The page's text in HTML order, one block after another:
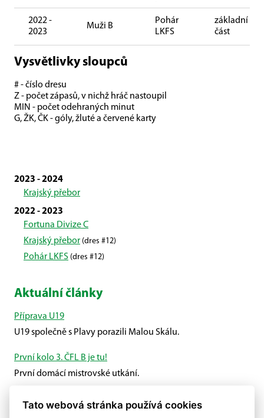
2022 -
2023
Muži B
Pohár
LKFS
základní
část
Vysvětlivky sloupců
# - číslo dresu
Z - počet zápasů, v nichž hráč nastoupil
MIN - počet odehraných minut
G, ŽK, ČK - góly, žluté a červené karty
2023 - 2024
Krajský přebor
2022 - 2023
Fortuna Divize C
Krajský přebor (dres #12)
Pohár LKFS (dres #12)
Aktuální články
Příprava U19
U19 společně s Plavy porazili Malou Skálu.
První kolo 3. ČFL B je tu!
První domácí mistrovské utkání.
Výsledek zápasu proti Přepeřím
Tato webová stránka používá cookies